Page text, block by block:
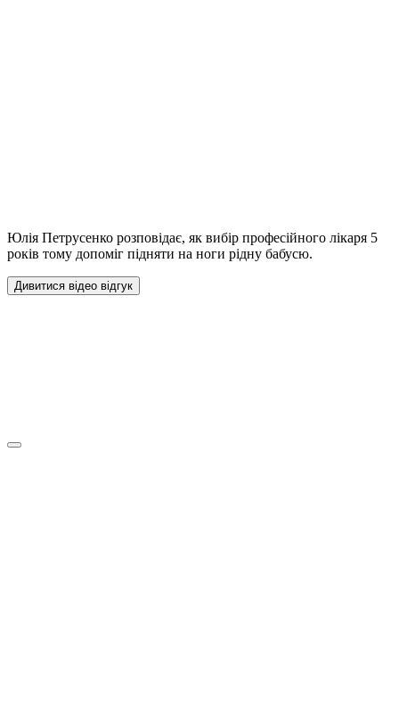
Юлія Петрусенко розповідає, як вибір професійного лікаря 5
років тому допоміг підняти на ноги рідну бабусю.
Дивитися відео відгук